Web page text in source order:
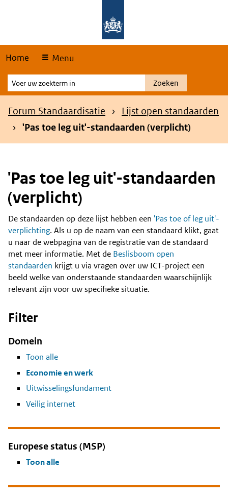
Home Menu
Voer
uw
zoekterm
Zoeken
Kruimelpad
Forum Standaardisatie
Lijst open standaarden
'Pas toe leg uit'-standaarden (verplicht)
'Pas toe leg uit'-standaarden
(verplicht)
Content
De standaarden op deze lijst hebben een 'Pas toe of leg uit'-
verplichting. Als u op de naam van een standaard klikt, gaat
u naar de webpagina van de registratie van de standaard
met meer informatie. Met de Beslisboom open
standaarden krijgt u via vragen over uw ICT-project een
beeld welke van onderstaande standaarden waarschijnlijk
relevant zijn voor uw specifieke situatie.
Filter
Domein
Toon alle
Economie en werk
Uitwisselingsfundament
Veilig internet
Europese status (MSP)
Toon alle